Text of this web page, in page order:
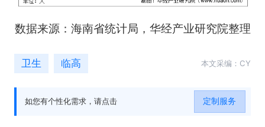
数据来源：海南省统计局，华经产业研究院整理
卫生 临高 本文采编：CY
如您有个性化需求，请点击 定制服务